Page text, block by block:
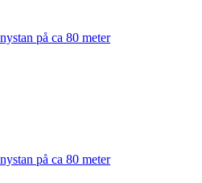
på ca 80 meter
på ca 80 meter